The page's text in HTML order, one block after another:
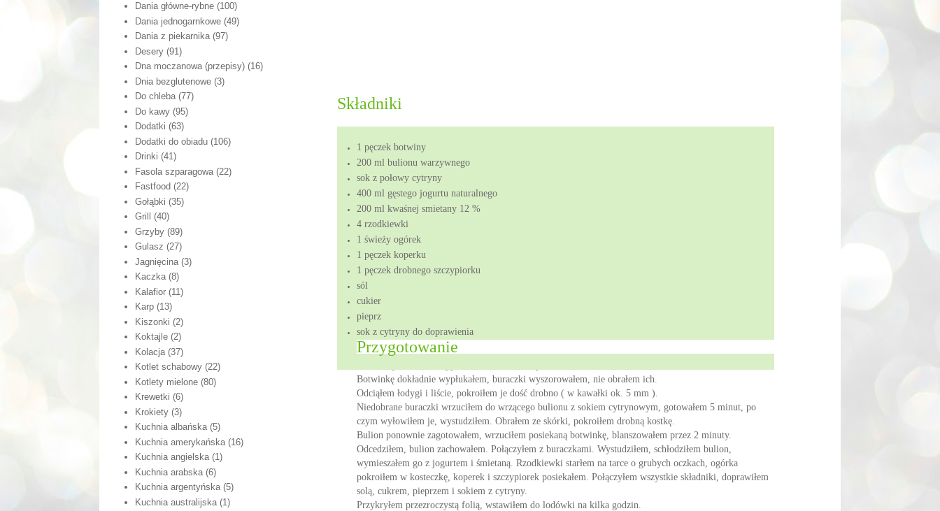
Składniki
1 pęczek botwiny
200 ml bulionu warzywnego
sok z połowy cytryny
400 ml gęstego jogurtu naturalnego
200 ml kwaśnej smietany 12 %
4 rzodkiewki
1 świeży ogórek
1 pęczek koperku
1 pęczek drobnego szczypiorku
sól
cukier
pieprz
sok z cytryny do doprawienia
Przygotowanie
Botwinkę dokładnie wypłukałem, buraczki wyszorowałem, nie obrałem ich.
Odciąłem łodygi i liście, pokroiłem je dość drobno ( w kawałki ok. 5 mm ).
Niedobrane buraczki wrzuciłem do wrzącego bulionu z sokiem cytrynowym, gotowałem 5 minut, po
czym wyłowiłem je, wystudziłem. Obrałem ze skórki, pokroiłem drobną kostkę.
Bulion ponownie zagotowałem, wrzuciłem posiekaną botwinkę, blanszowałem przez 2 minuty.
Odcedziłem, bulion zachowałem. Połączyłem z buraczkami. Wystudziłem, schłodziłem bulion,
wymieszałem go z jogurtem i śmietaną. Rzodkiewki starłem na tarce o grubych oczkach, ogórka
pokroiłem w kosteczkę, koperek i szczypiorek posiekałem. Połączyłem wszystkie składniki, doprawiłem
solą, cukrem, pieprzem i sokiem z cytryny.
Przykryłem przezroczystą folią, wstawiłem do lodówki na kilka godzin.
Dania główne-rybne (100)
Dania jednogarnkowe (49)
Dania z piekarnika (97)
Desery (91)
Dna moczanowa (przepisy) (16)
Dnia bezglutenowe (3)
Do chleba (77)
Do kawy (95)
Dodatki (63)
Dodatki do obiadu (106)
Drinki (41)
Fasola szparagowa (22)
Fastfood (22)
Gołąbki (35)
Grill
(40)
Grzyby (89)
Gulasz (27)
Jagnięcina (3)
Kaczka (8)
Kalafior (11)
Karp (13)
Kiszonki (2)
Koktajle (2)
Kolacja (37)
Kotlet schabowy (22)
Kotlety mielone (80)
Krewetki (6)
Krokiety (3)
Kuchnia albańska (5)
Kuchnia amerykańska (16)
Kuchnia angielska (1)
Kuchnia arabska (6)
Kuchnia argentyńska (5)
Kuchnia australijska (1)